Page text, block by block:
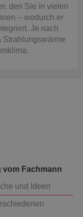
den Sie in vielen
– wodurch er
Je nach
Strahlungswärme
vom Fachmann
und Ideen